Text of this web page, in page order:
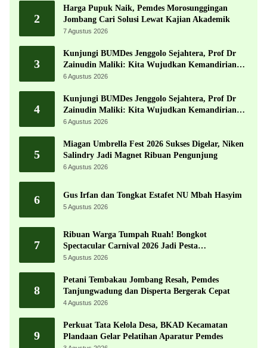
2
Harga Pupuk Naik, Pemdes Morosunggingan
Jombang Cari Solusi Lewat Kajian Akademik
7 Agustus 2026
3
Kunjungi BUMDes Jenggolo Sejahtera, Prof Dr
Zainudin Maliki: Kita Wujudkan Kemandirian
Ekonomi dengan Potensi Desa
6 Agustus 2026
4
Kunjungi BUMDes Jenggolo Sejahtera, Prof Dr
Zainudin Maliki: Kita Wujudkan Kemandirian
Ekonomi dengan Potensi Desa
6 Agustus 2026
5
Miagan Umbrella Fest 2026 Sukses Digelar, Niken
Salindry Jadi Magnet Ribuan Pengunjung
6 Agustus 2026
6 Gus Irfan dan Tongkat Estafet NU Mbah Hasyim
5 Agustus 2026
7
Ribuan Warga Tumpah Ruah! Bongkot
Spectacular Carnival 2026 Jadi Pesta
Kemerdekaan Terbesar di Peterongan
5 Agustus 2026
8
Petani Tembakau Jombang Resah, Pemdes
Tanjungwadung dan Disperta Bergerak Cepat
4 Agustus 2026
9
Perkuat Tata Kelola Desa, BKAD Kecamatan
Plandaan Gelar Pelatihan Aparatur Pemdes